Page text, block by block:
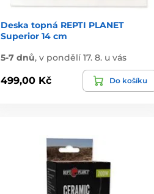
Deska topná REPTI PLANET
Superior 14 cm
5-7 dnů, v pondělí 17. 8. u vás
499,00 Kč Do košíku